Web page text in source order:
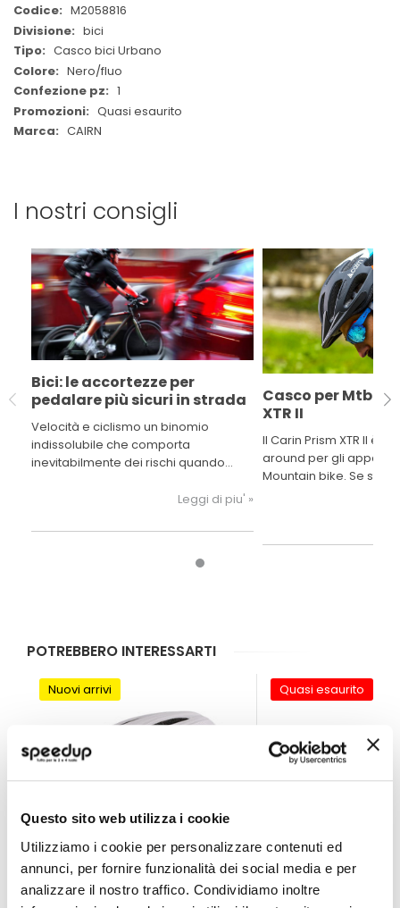
Questo sito web utilizza i cookie
Utilizziamo i cookie per personalizzare contenuti ed
annunci, per fornire funzionalità dei social media e per
analizzare il nostro traffico. Condividiamo inoltre
Maggiori
Informazioni
M2058816
bici
Casco bici Urbano
Nero/fluo
1
Quasi esaurito
CAIRN
I nostri consigli
Bici: le accortezze per
pedalare più sicuri in strada
Velocità e ciclismo un binomio
indissolubile che comporta
inevitabilmente dei rischi quando
incontro e prendendo alcuni
rischio di spiacevoli incidenti nelle
Leggi di piu' »
Casco per Mtb
XTR II
Il Carin Prism XTR II è un casco all
around per gli
Mountain bike. Se stai
POTREBBERO INTERESSARTI
Nuovi arrivi Quasi esaurito